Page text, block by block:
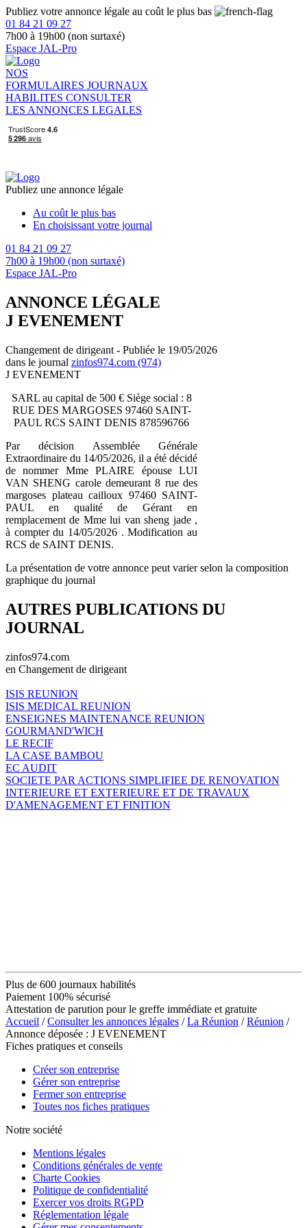
Publiez votre annonce légale au coût le plus bas
01 84 21 09 27
7h00 à 19h00 (non surtaxé)
Espace JAL-Pro
NOS
FORMULAIRES JOURNAUX
HABILITES CONSULTER
LES ANNONCES LEGALES
Publiez une annonce légale
Au coût le plus bas
En choisissant votre journal
01 84 21 09 27
7h00 à 19h00 (non surtaxé)
Espace JAL-Pro
ANNONCE LÉGALE
J EVENEMENT
Changement de dirigeant - Publiée le 19/05/2026
dans le journal zinfos974.com (974)
J EVENEMENT
SARL au capital de 500 € Siège social : 8
RUE DES MARGOSES 97460 SAINT-
PAUL RCS SAINT DENIS 878596766
Par décision Assemblée Générale
Extraordinaire du 14/05/2026, il a été décidé
de nommer Mme PLAIRE épouse LUI
VAN SHENG carole demeurant 8 rue des
margoses plateau cailloux 97460 SAINT-
PAUL en qualité de Gérant en
remplacement de Mme lui van sheng jade ,
à compter du 14/05/2026 . Modification au
RCS de SAINT DENIS.
La présentation de votre annonce peut varier selon la composition
graphique du journal
AUTRES PUBLICATIONS DU
JOURNAL
zinfos974.com
en Changement de dirigeant
ISIS REUNION
ISIS MEDICAL REUNION
ENSEIGNES MAINTENANCE REUNION
GOURMAND'WICH
LE RECIF
LA CASE BAMBOU
EC AUDIT
SOCIETE PAR ACTIONS SIMPLIFIEE DE RENOVATION
INTERIEURE ET EXTERIEURE ET DE TRAVAUX
D'AMENAGEMENT ET FINITION
Plus de 600 journaux habilités
Paiement 100% sécurisé
Attestation de parution pour le greffe immédiate et gratuite
Accueil /Consulter les annonces légales /La Réunion /Réunion /
Annonce déposée : J EVENEMENT
Fiches pratiques et conseils
Créer son entreprise
Gérer son entreprise
Fermer son entreprise
Toutes nos fiches pratiques
Notre société
Mentions légales
Conditions générales de vente
Charte Cookies
Politique de confidentialité
Exercer vos droits RGPD
Réglementation légale